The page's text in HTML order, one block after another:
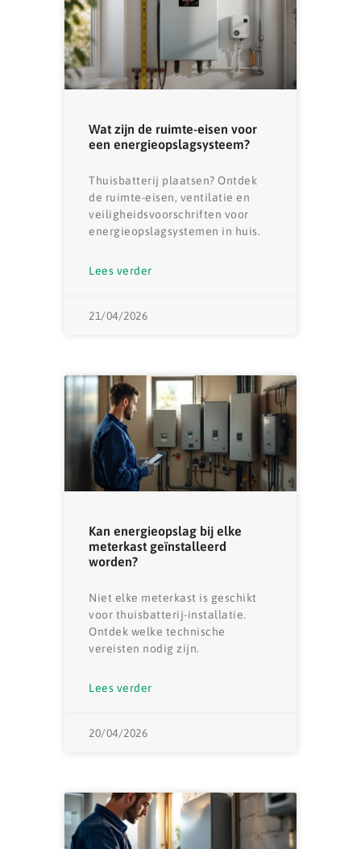
Wat zijn de ruimte-eisen voor
een energieopslagsysteem?
Thuisbatterij plaatsen? Ontdek
de ruimte-eisen, ventilatie en
veiligheidsvoorschriften voor
energieopslagsystemen in huis.
Lees verder
21/04/2026
Kan energieopslag bij elke
meterkast geïnstalleerd
worden?
Niet elke meterkast is geschikt
voor thuisbatterij-installatie.
Ontdek welke technische
vereisten nodig zijn.
Lees verder
20/04/2026